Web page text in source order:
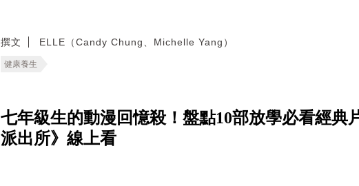
撰文 ELLE（Candy Chung、Michelle Yang）
健康養生
七年級生的動漫回憶殺！盤點10部放學必看經典
派出所》線上看